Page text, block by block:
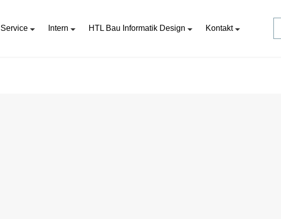
Service Intern HTL Bau Informatik Design Kontakt